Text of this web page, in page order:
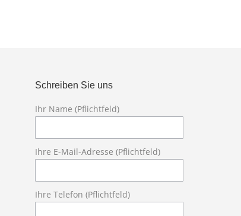
Schreiben Sie uns
Ihr Name (Pflichtfeld)
Ihre E-Mail-Adresse (Pflichtfeld)
Ihre Telefon (Pflichtfeld)